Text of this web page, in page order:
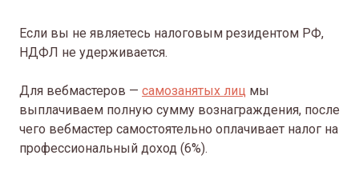
Если вы не являетесь налоговым резидентом РФ,
НДФЛ не удерживается.
Для вебмастеров — самозанятых лиц мы
выплачиваем полную сумму вознаграждения, после
чего вебмастер самостоятельно оплачивает налог на
профессиональный доход (6%).